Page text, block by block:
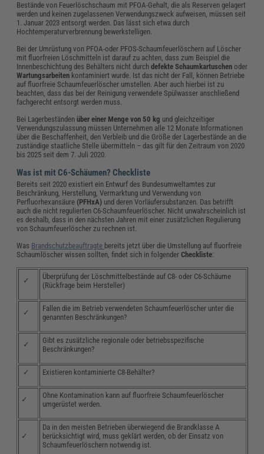
Bestände von Feuerlöschschaum mit PFOA-Gehalt, die als Reserven gelagert
werden und keinen zugelassenen Verwendungszweck aufweisen, müssen seit
1. Januar 2023 entsorgt werden. Das lässt sich etwa durch
Hochtemperaturverbrennung bewerkstelligen.
Bei der Umrüstung von PFOA-oder PFOS-Schaumfeuerlöschern auf Löscher
mit fluorfreien Löschmitteln ist darauf zu achten, dass zum Beispiel die
Innenbeschichtung des Behälters nicht durchdefekte Schaumkartuschen oder
Wartungsarbeiten kontaminiert wurde. Ist das nicht der Fall, können Betriebe
auf fluorfreie Schaumfeuerlöscher umstellen. Aber auch hierbei ist zu
beachten, dass das bei der Reinigung verwendete Spülwasser anschließend
fachgerecht entsorgt werden muss.
Bei Lagerbeständenüber einer Menge von 50 kg und gleichzeitiger
Verwendungszulassung müssen Unternehmen alle 12 Monate Informationen
über die Beschaffenheit, den Verbleib und die Größe der Lagerbestände an die
zuständige staatliche Stelle übermitteln – das gilt für den Zeitraum von 2020
bis 2025 seit dem 7. Juli 2020.
Was ist mit C6-Schäumen? Checkliste
Bereits seit 2020 existiert ein Entwurf des Bundesumweltamtes zur
Beschränkung, Herstellung, Vermarktung und Verwendung von
Perfluorhexansäure (PFHxA) und deren Vorläufersubstanzen. Das betrifft
auch die nicht regulierten C6-Schaumfeuerlöscher. Nicht unwahrscheinlich ist
es deshalb, dass in den nächsten Jahren mit einer zusätzlichen Regulierung
von Schaumfeuerlöscher zu rechnen ist.
Was Brandschutzbeauftragte bereits jetzt über die Umstellung auf fluorfreie
Schaumlöscher wissen sollten, findet sich in folgenderCheckliste:
✓
Überprüfung der Löschmittelbestände auf C8- oder C6-Schäume
(Rückfrage beim Hersteller)
✓
Fallen die im Betrieb verwendeten Schaumfeuerlöscher unter die
genannten Beschränkungen?
✓
Gibt es zusätzliche regionale oder betriebsspezifische
Beschränkungen?
✓ Existieren kontaminierte C8-Behälter?
✓
Ohne Kontamination kann auf fluorfreie Schaumfeuerlöscher
umgerüstet werden.
✓
Da in den meisten Betrieben überwiegend die Brandklasse A
berücksichtigt wird, muss geklärt werden, ob der Einsatz von
Schaumfeuerlöschern notwendig ist.